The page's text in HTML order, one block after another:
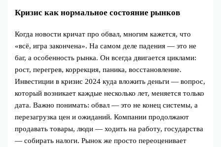
Кризис как нормальное состояние рынков
Когда новости кричат про обвал, многим кажется, что
«всё, игра закончена». На самом деле падения — это не
баг, а особенность рынка. Он всегда двигается циклами:
рост, перегрев, коррекция, паника, восстановление.
Инвестиции в кризис 2024 куда вложить деньги — вопрос,
который возникает каждые несколько лет, меняется только
дата. Важно понимать: обвал — это не конец системы, а
перезагрузка цен и ожиданий. Компании продолжают
продавать товары, люди — ходить на работу, государства
— собирать налоги. Рынок же просто переоценивает